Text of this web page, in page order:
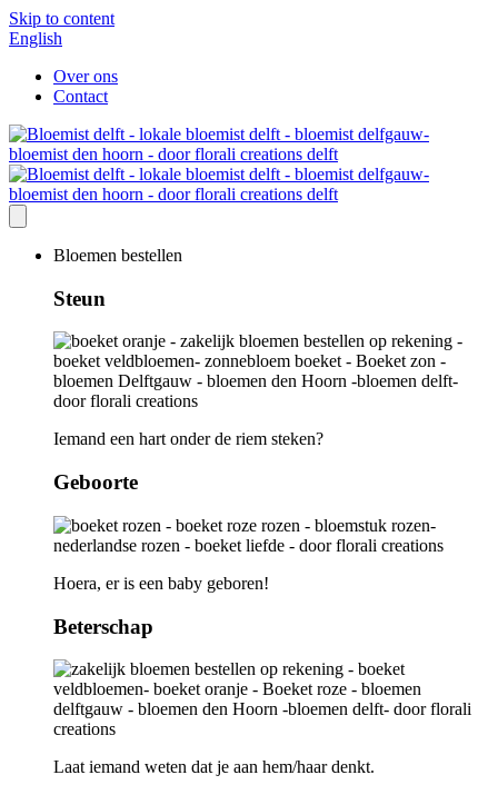
Skip to content
English
Over ons
Contact
Bloemen bestellen
Steun
Iemand een hart onder de riem steken?
Geboorte
Hoera, er is een baby geboren!
Beterschap
Laat iemand weten dat je aan hem/haar denkt.